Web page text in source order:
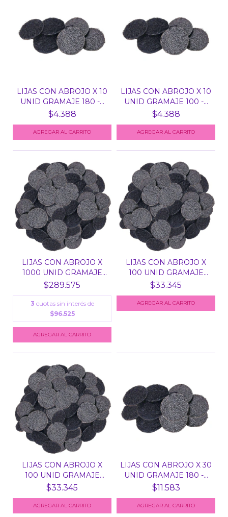
LIJAS CON ABROJO X 10
UNID GRAMAJE 180 -...
$4.388
LIJAS CON ABROJO X 10
UNID GRAMAJE 100 -...
$4.388
LIJAS CON ABROJO X
1000 UNID GRAMAJE
100...
$289.575
3 cuotas sin interés de
$96.525
LIJAS CON ABROJO X
100 UNID GRAMAJE
180...
$33.345
LIJAS CON ABROJO X
100 UNID GRAMAJE
100...
$33.345
LIJAS CON ABROJO X 30
UNID GRAMAJE 180 -...
$11.583